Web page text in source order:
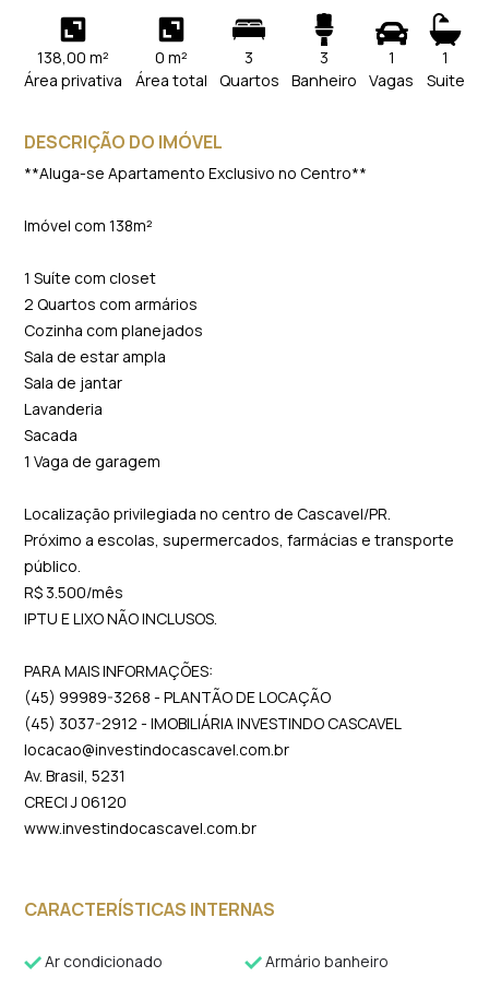
138,00 m²
Área privativa
0 m²
Área total
3
Quartos
3
Banheiro
1
Vagas
1
Suite
DESCRIÇÃO DO IMÓVEL
**Aluga-se Apartamento Exclusivo no Centro**
Imóvel com 138m²
1 Suíte com closet
2 Quartos com armários
Cozinha com planejados
Sala de estar ampla
Sala de jantar
Lavanderia
Sacada
1 Vaga de garagem
Localização privilegiada no centro de Cascavel/PR.
Próximo a escolas, supermercados, farmácias e transporte
público.
R$ 3.500/mês
IPTU E LIXO NÃO INCLUSOS.
PARA MAIS INFORMAÇÕES:
(45) 99989-3268 - PLANTÃO DE LOCAÇÃO
(45) 3037-2912 - IMOBILIÁRIA INVESTINDO CASCAVEL
locacao@investindocascavel.com.br
Av. Brasil, 5231
CRECI J 06120
www.investindocascavel.com.br
CARACTERÍSTICAS INTERNAS
Ar condicionado
Armário banheiro